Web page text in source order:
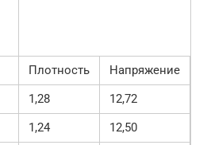
Плотность
Напряжение
1,28
12,72
1,24
12,50